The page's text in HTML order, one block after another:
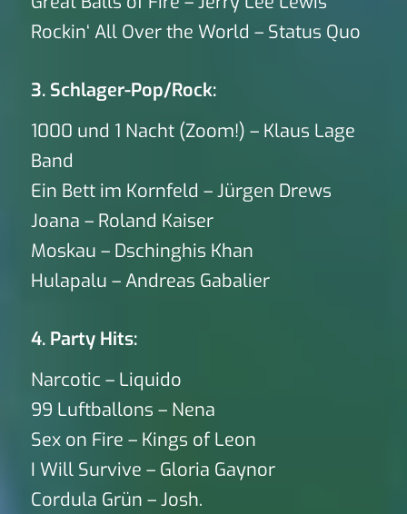
Rockin‘ All Over the World – Status Quo
3. Schlager-Pop/Rock:
1000 und 1 Nacht (Zoom!) – Klaus Lage
Band
Ein Bett im Kornfeld – Jürgen Drews
Joana – Roland Kaiser
Moskau – Dschinghis Khan
Hulapalu – Andreas Gabalier
4. Party Hits:
Narcotic – Liquido
99 Luftballons – Nena
Sex on Fire – Kings of Leon
I Will Survive – Gloria Gaynor
Cordula Grün – Josh.